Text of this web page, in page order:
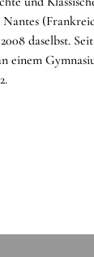
daselbst.
einem